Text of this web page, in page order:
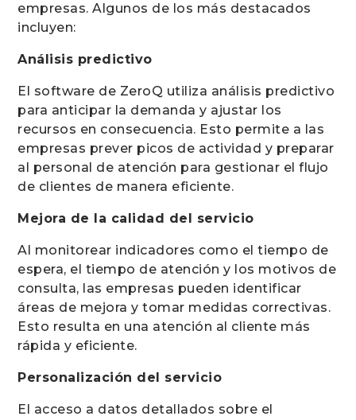
empresas. Algunos de los más destacados
incluyen:
Análisis predictivo
El software de ZeroQ utiliza análisis predictivo
para anticipar la demanda y ajustar los
recursos en consecuencia. Esto permite a las
empresas prever picos de actividad y preparar
al personal de atención para gestionar el flujo
de clientes de manera eficiente.
Mejora de la calidad del servicio
Al monitorear indicadores como el tiempo de
espera, el tiempo de atención y los motivos de
consulta, las empresas pueden identificar
áreas de mejora y tomar medidas correctivas.
Esto resulta en una atención al cliente más
rápida y eficiente.
Personalización del servicio
El acceso a datos detallados sobre el